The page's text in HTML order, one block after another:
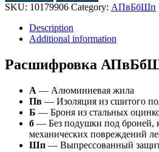
5х35
quantity
SKU: 10179906 Category: АПвБбШп
Description
Additional information
Расшифровка
А — Алюминиевая жила
Пв — Изоляция из сшитого
Б — Броня из стальных
б — Без подушки под броней,
механических повреждений
Шп — Выпрессованный